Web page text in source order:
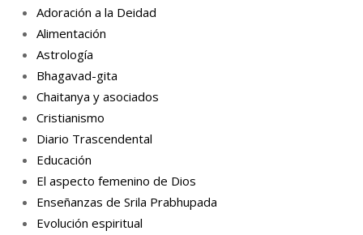
Adoración a la Deidad
Alimentación
Astrología
Bhagavad-gita
Chaitanya y asociados
Cristianismo
Diario Trascendental
Educación
El aspecto femenino de Dios
Enseñanzas de Srila Prabhupada
Evolución espiritual